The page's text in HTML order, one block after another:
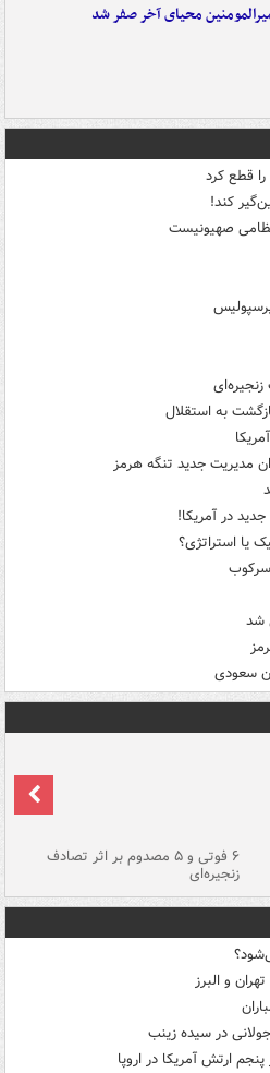
محیای آخر صفر شد
قطع کرد
کند!
صهیونیست
به استقلال
مدیریت جدید تنگه هرمز
در آمریکا!
یا استراتژی؟
سرکوب
شد
سعودی
۶ فوتی و ۵ مصدوم بر اثر تصادف
زنجیره‌ای
و البرز
در سیده زینب
ارتش آمریکا در اروپا